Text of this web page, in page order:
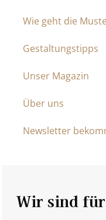
Wie geht die
Gestaltungstipps
Unser Magazin
Über uns
Newsletter
Wir sind für